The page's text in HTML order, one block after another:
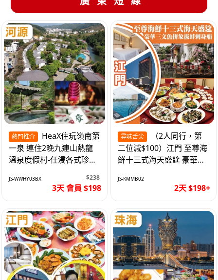
熱門推介
一泉 連住2晚九連山熱龍
溫泉度假村-任浸各式珍稀
JS-WWHY03BX $238
3天 會員 $198
尋味舌尖
二位減$100）江門 至尊海
鮮十三式海天盛筵 豪華三
2天
JS-KMMB02
2天 $198+